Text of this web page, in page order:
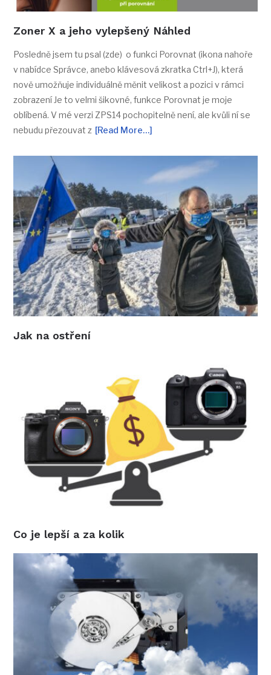
Zoner X a jeho vylepšený Náhled
Posledně jsem tu psal (zde) o funkci Porovnat (ikona nahoře
v nabídce Správce, anebo klávesová zkratka Ctrl+J), která
nově umožňuje individuálně měnit velikost a pozici v rámci
zobrazení Je to velmi šikovné, funkce Porovnat je moje
oblíbená. V mé verzi ZPS14 pochopitelně není, ale kvůli ní se
nebudu přezouvat z [Read More…]
Jak na ostření
Co je lepší a za kolik